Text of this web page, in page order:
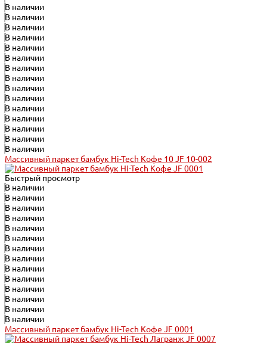
В наличии
В наличии
В наличии
В наличии
В наличии
В наличии
В наличии
В наличии
В наличии
В наличии
В наличии
В наличии
В наличии
В наличии
В наличии
Массивный паркет бамбук Hi-Tech Кофе 10 JF 10-002
Быстрый просмотр
В наличии
В наличии
В наличии
В наличии
В наличии
В наличии
В наличии
В наличии
В наличии
В наличии
В наличии
В наличии
В наличии
В наличии
Массивный паркет бамбук Hi-Tech Кофе JF 0001